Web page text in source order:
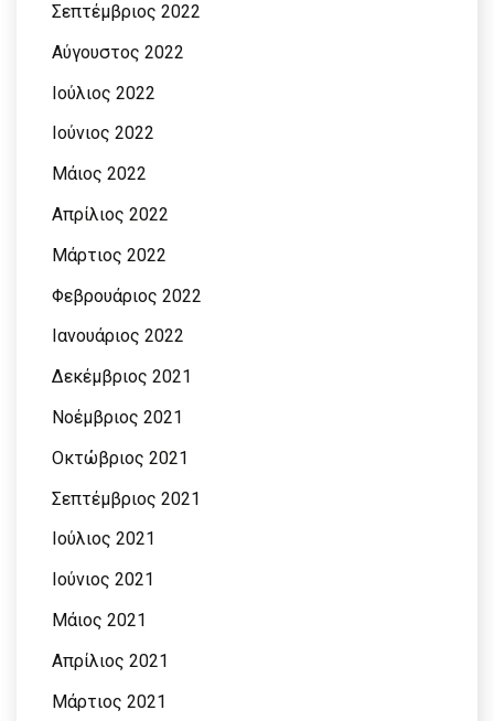
Σεπτέμβριος 2022
Αύγουστος 2022
Ιούλιος 2022
Ιούνιος 2022
Μάιος 2022
Απρίλιος 2022
Μάρτιος 2022
Φεβρουάριος 2022
Ιανουάριος 2022
Δεκέμβριος 2021
Νοέμβριος 2021
Οκτώβριος 2021
Σεπτέμβριος 2021
Ιούλιος 2021
Ιούνιος 2021
Μάιος 2021
Απρίλιος 2021
Μάρτιος 2021